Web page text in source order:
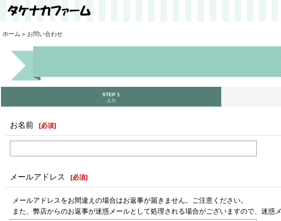
ホーム > お問い合わせ
STEP 1
入力
お名前 [必須]
メールアドレス [必須]
メールアドレスをお間違えの場合はお返事が届きません。ご注意ください。
また、弊店からのお返事が迷惑メールとして処理される場合がございますので、迷惑